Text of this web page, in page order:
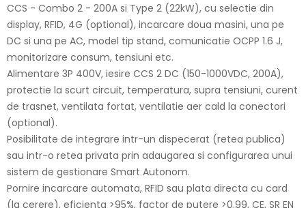
CCS - Combo 2 - 200A si Type 2 (22kW), cu selectie din
display, RFID, 4G (optional), incarcare doua masini, una pe
DC si una pe AC, model tip stand, comunicatie OCPP 1.6 J,
monitorizare consum, tensiuni etc.
Alimentare 3P 400V, iesire CCS 2 DC (150-1000VDC, 200A),
protectie la scurt circuit, temperatura, supra tensiuni, curent
de trasnet, ventilata fortat, ventilatie aer cald la conectori
(optional).
Posibilitate de integrare intr-un dispecerat (retea publica)
sau intr-o retea privata prin adaugarea si configurarea unui
sistem de gestionare Smart Autonom.
Pornire incarcare automata, RFID sau plata directa cu card
(la cerere), eficienta >95%, factor de putere >0.99, CE, SR EN